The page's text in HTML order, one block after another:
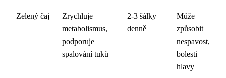
Zelený čaj
Zrychluje
metabolismus,
podporuje
spalování tuků
2-3 šálky
denně
Může
způsobit
nespavost,
bolesti
hlavy